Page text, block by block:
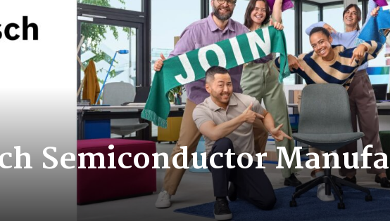
Semiconductor